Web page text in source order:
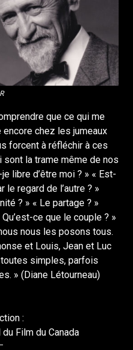
que ce qui me
chez les jumeaux
forcent à réfléchir à ces
la trame même de nos
libre d’être moi ? » « Est-
le regard de l’autre ? »
? » « Le partage ? »
Qu’est-ce que le couple ? »
nous les posons tous.
et Louis, Jean et Luc
simples, parfois
» (Diane Létourneau)
:
Film du Canada